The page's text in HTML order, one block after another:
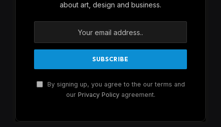
about art, design and business.
By signing up, you agree to the our terms and
our Privacy Policyagreement.